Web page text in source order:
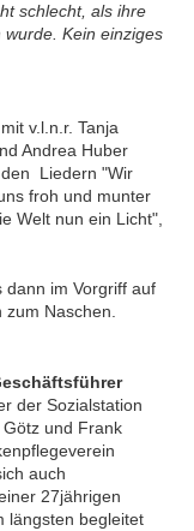
schlecht, als ihre
Kein einziges
mit v.l.n.r. Tanja
Andrea Huber
Liedern "Wir
froh und munter
Welt nun ein Licht",
dann im Vorgriff auf
Naschen.
der Sozialstation
und Frank
auch
27jährigen
längsten begleitet